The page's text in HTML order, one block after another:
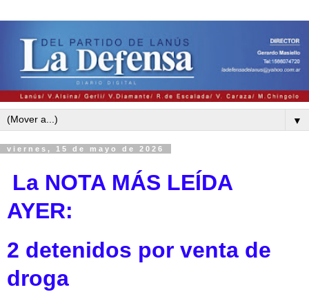
▼
viernes, 15 de mayo de 2026
La NOTA MÁS LEÍDA
AYER:
2 detenidos por venta de
droga